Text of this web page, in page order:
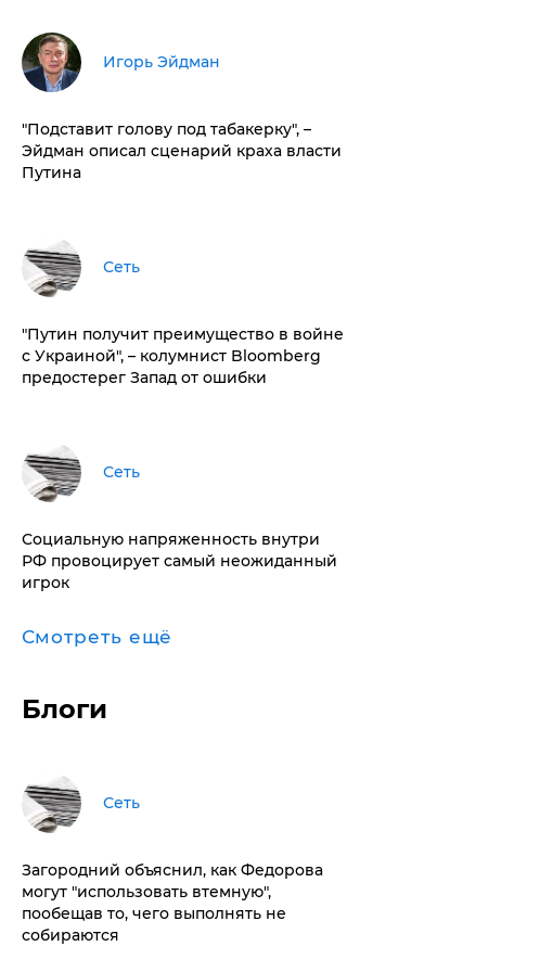
Игорь Эйдман
​"Подставит голову под табакерку", –
Эйдман описал сценарий краха власти
Путина
Сеть
"Путин получит преимущество в войне
с Украиной", – колумнист Bloomberg
предостерег Запад от ошибки
Сеть
Социальную напряженность внутри
РФ провоцирует самый неожиданный
игрок
Смотреть ещё
Блоги
Сеть
Загородний объяснил, как Федорова
могут "использовать втемную",
пообещав то, чего выполнять не
собираются